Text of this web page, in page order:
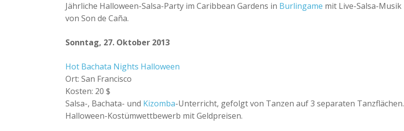
Jährliche Halloween-Salsa-Party im Caribbean Gardens in Burlingame mit Live-Salsa-Musik
von Son de Caña.
Sonntag, 27. Oktober 2013
Hot Bachata Nights Halloween
Ort: San Francisco
Kosten: 20 $
Salsa-, Bachata- und Kizomba-Unterricht, gefolgt von Tanzen auf 3 separaten Tanzflächen.
Halloween-Kostümwettbewerb mit Geldpreisen.